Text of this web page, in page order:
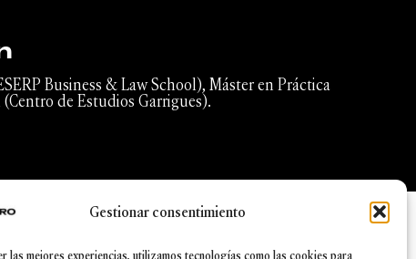
Gestionar consentimiento
las mejores experiencias, utilizamos tecnologías como las cookies para
Business & Law School), Máster en Práctica
de Estudios Garrigues).